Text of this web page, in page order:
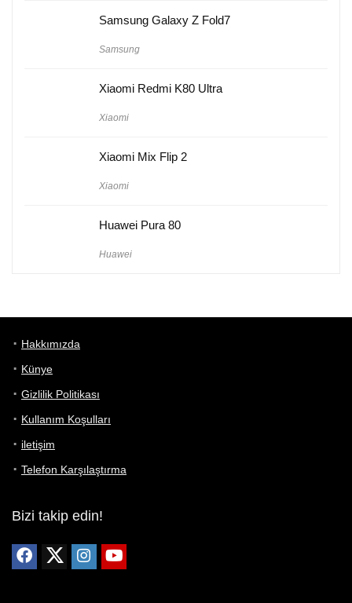
Samsung Galaxy Z Fold7
Samsung
Xiaomi Redmi K80 Ultra
Xiaomi
Xiaomi Mix Flip 2
Xiaomi
Huawei Pura 80
Huawei
Hakkımızda
Künye
Gizlilik Politikası
Kullanım Koşulları
iletişim
Telefon Karşılaştırma
Bizi takip edin!